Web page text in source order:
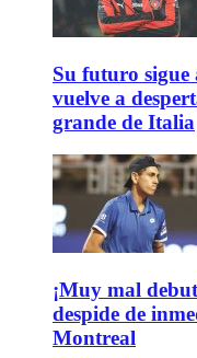
Su futuro
vuelve a
grande de Italia
¡Muy mal
despide de
Montreal